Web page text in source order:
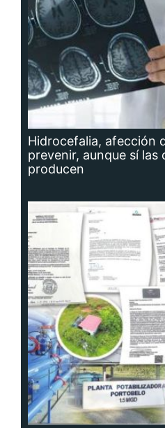
Hidrocefalia, afección
prevenir, aunque sí las
producen